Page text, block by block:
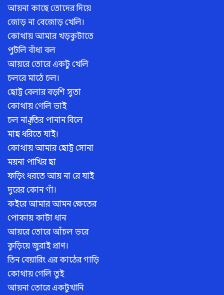
আয়না কাছে তোদের দিয়ে
জোড় না বেজোড় খেলি।
কোথায় আমার খড়কুটাতে
পুটলি বাঁধা বল
আয়রে তোরে একটু খেলি
চলরে মাঠে চল।
ছোট্ট বেলার বড়শি সুতা
কোথায় গেলি ভাই
চল না স্মৃতির পানান বিলে
মাছ ধরিতে যাই।
কোথায় আমার ছোট্ট সোনা
ময়না পাখির ছা
ফড়িং ধরতে আয় না রে যাই
দুরের কোন গাঁ।
কইরে আমার আমন ক্ষেতের
পোকায় কাটা ধান
আয়রে তোরে আঁচল ভরে
কুড়িয়ে জুরাই প্রাণ।
তিন বেয়ারিং এর কাঠের গাড়ি
কোথায় গেলি তুই
আয়না তোরে একটুখানি